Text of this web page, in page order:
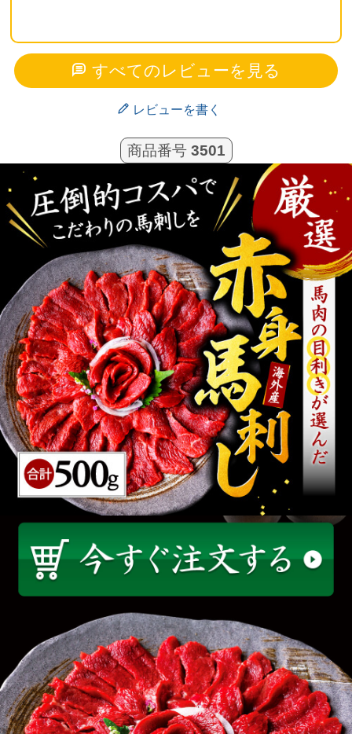
すべてのレビューを見る
レビューを書く
商品番号 3501